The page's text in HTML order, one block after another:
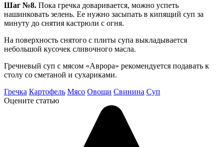
Шаг №8. Пока гречка доваривается, можно успеть
нашинковать зелень. Ее нужно засыпать в кипящий суп за
минуту до снятия кастрюли с огня.
На поверхность снятого с плиты супа выкладывается
небольшой кусочек сливочного масла.
Гречневый суп с мясом «Аврора» рекомендуется подавать к
столу со сметаной и сухариками.
Гречка Картофель Мясо Овощи Свинина Суп
Оцените статью